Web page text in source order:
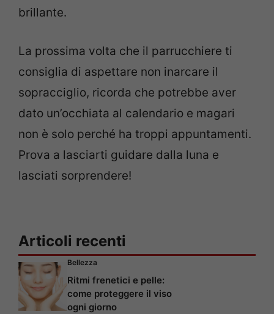
brillante.
La prossima volta che il parrucchiere ti
consiglia di aspettare non inarcare il
sopracciglio, ricorda che potrebbe aver
dato un’occhiata al calendario e magari
non è solo perché ha troppi appuntamenti.
Prova a lasciarti guidare dalla luna e
lasciati sorprendere!
Articoli recenti
Bellezza
Ritmi frenetici e pelle:
come proteggere il viso
ogni giorno